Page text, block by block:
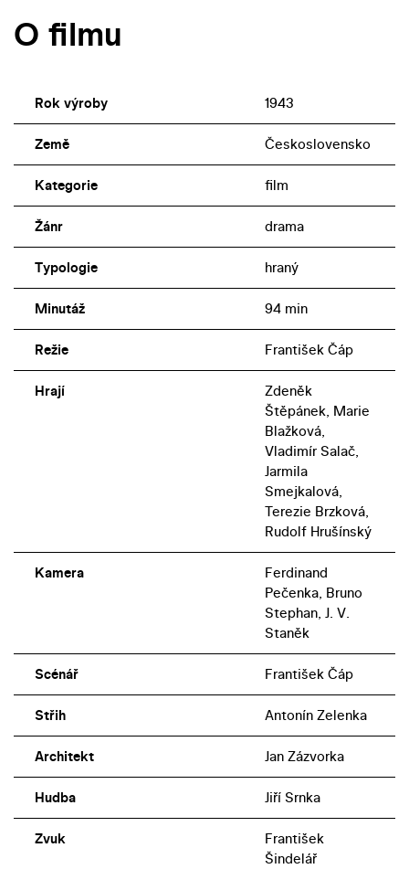
O filmu
Rok výroby 1943
Země Československo
Kategorie film
Žánr drama
Typologie hraný
Minutáž 94 min
Režie František Čáp
Hrají
Zdeněk
Štěpánek, Marie
Blažková,
Vladimír Salač,
Jarmila
Smejkalová,
Terezie Brzková,
Rudolf Hrušínský
Kamera
Ferdinand
Pečenka, Bruno
Stephan, J. V.
Staněk
Scénář František Čáp
Střih Antonín Zelenka
Architekt Jan Zázvorka
Hudba Jiří Srnka
Zvuk
František
Šindelář